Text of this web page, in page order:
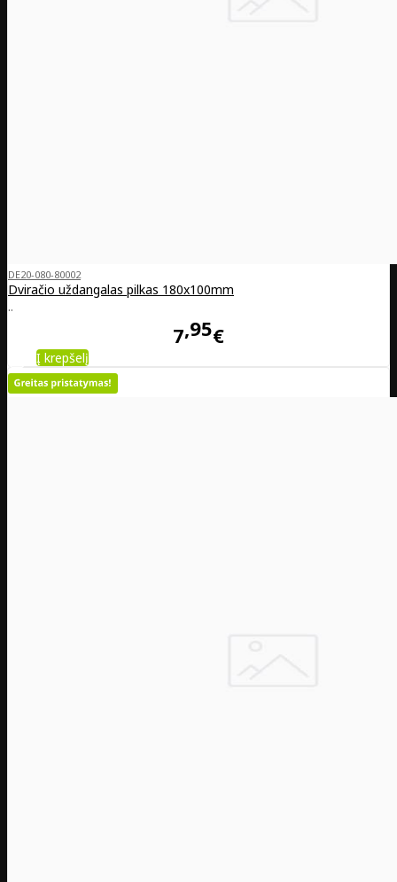
DE20-080-80002
Dviračio uždangalas pilkas 180x100mm
..
7 95€
Į krepšelį